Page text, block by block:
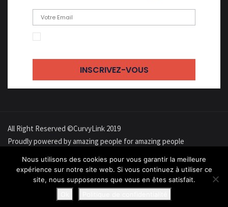
All Right Reserved ©CurvyLink 2019
Proudly powered by amazing people for amazing people
À propos
Confidentialité Cookies Contact Newsletter
Nous utilisons des cookies pour vous garantir la meilleure
expérience sur notre site web. Si vous continuez à utiliser ce
site, nous supposerons que vous en êtes satisfait.